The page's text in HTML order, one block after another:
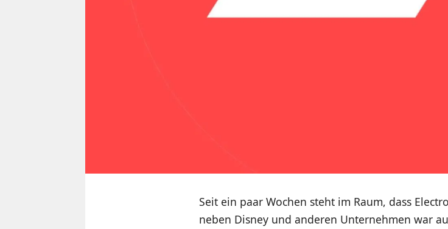
Seit ein paar Wochen steht im Raum, dass
neben Disney und anderen Unternehmen war